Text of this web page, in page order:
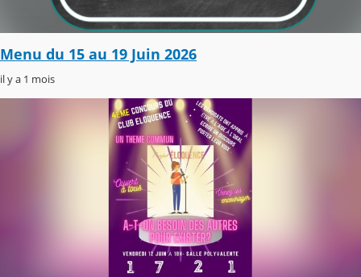
Menu du 15 au 19 Juin 2026
il y a 1 mois